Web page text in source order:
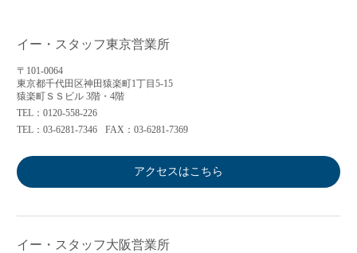
イー・スタッフ東京営業所
〒101-0064
東京都千代田区神田猿楽町1丁目5-15
猿楽町ＳＳビル 3階・4階
TEL：0120-558-226
TEL：03-6281-7346
FAX：03-6281-7369
アクセスはこちら
イー・スタッフ大阪営業所